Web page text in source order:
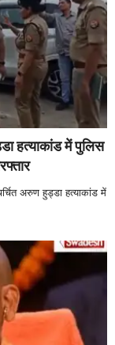
में पुलिस
अरुण हुड्डा हत्याकांड में